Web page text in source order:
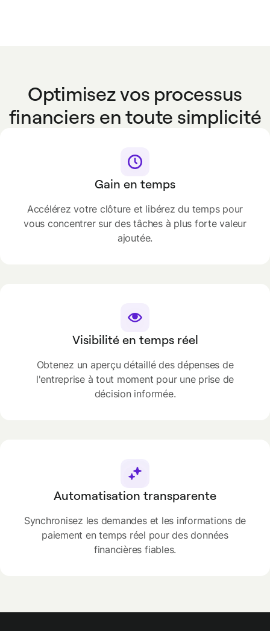
Optimisez vos processus
financiers en toute simplicité
Gain en temps
Accélérez votre clôture et libérez du temps pour
vous concentrer sur des tâches à plus forte valeur
ajoutée.
Visibilité en temps réel
Obtenez un aperçu détaillé des dépenses de
l'entreprise à tout moment pour une prise de
décision informée.
Automatisation transparente
Synchronisez les demandes et les informations de
paiement en temps réel pour des données
financières fiables.